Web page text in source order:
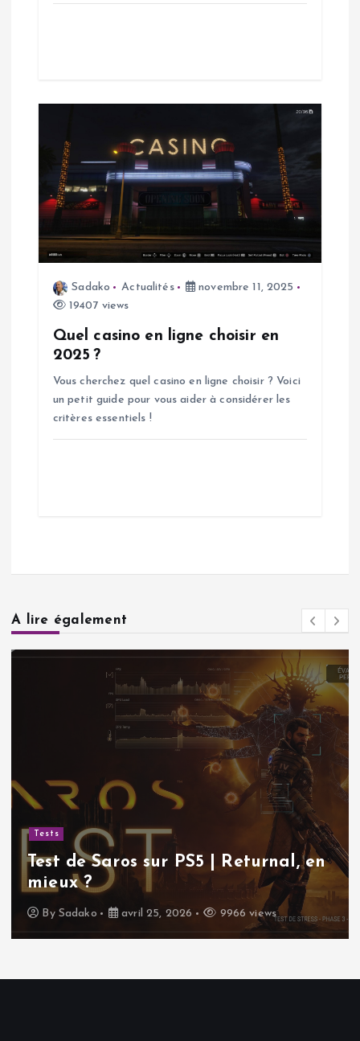
Sadako Actualités
novembre 11, 2025
19407 views
Quel casino en ligne choisir en
2025 ?
Vous cherchez quel casino en ligne choisir ? Voici
un petit guide pour vous aider à considérer les
critères essentiels !
A lire également
Sudoku gratuit | Pourquoi ce
classique indémodable continue de
nous rendre accro !
By Sadako avril 11, 2026 11451 views